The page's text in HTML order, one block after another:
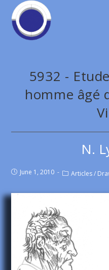
5932 -
homme âgé
N.
June 1, 2010 Articles /